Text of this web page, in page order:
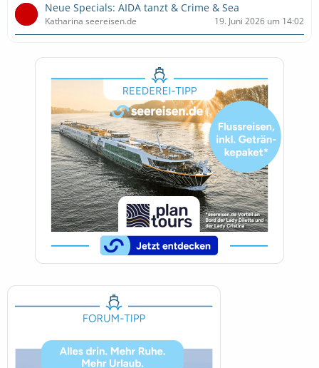
Neue Specials: AIDA tanzt & Crime & Sea
Katharina seereisen.de 19. Juni 2026 um 14:02